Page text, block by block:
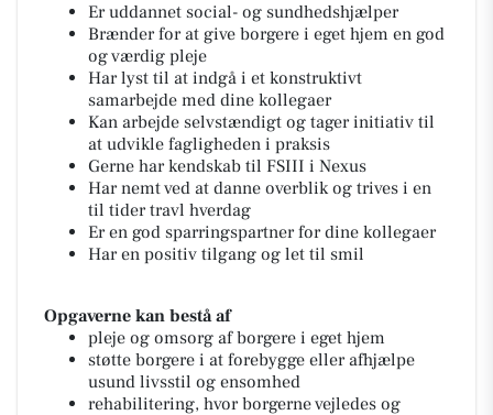
Er uddannet social- og sundhedshjælper
Brænder for at give borgere i eget hjem en god
og værdig pleje
Har lyst til at indgå i et konstruktivt
samarbejde med dine kollegaer
Kan arbejde selvstændigt og tager initiativ til
at udvikle fagligheden i praksis
Gerne har kendskab til FSIII i Nexus
Har nemt ved at danne overblik og trives i en
til tider travl hverdag
Er en god sparringspartner for dine kollegaer
Har en positiv tilgang og let til smil
Opgaverne kan bestå af
pleje og omsorg af borgere i eget hjem
støtte borgere i at forebygge eller afhjælpe
usund livsstil og ensomhed
rehabilitering, hvor borgerne vejledes og